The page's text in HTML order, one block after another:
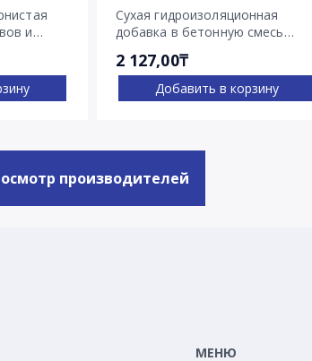
и
Сухая гидроизоляционная
добавка в бетонную смесь
2 127,00₸
Добавить в корзину
производителей
МЕНЮ